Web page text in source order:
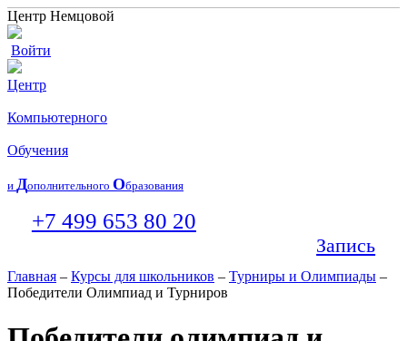
Центр Немцовой
Войти
Центр
Компьютерного
Обучения
и Дополнительного Образования
+7 499 653 80 20
Запись
Главная – Курсы для школьников – Турниры и Олимпиады –
Победители Олимпиад и Турниров